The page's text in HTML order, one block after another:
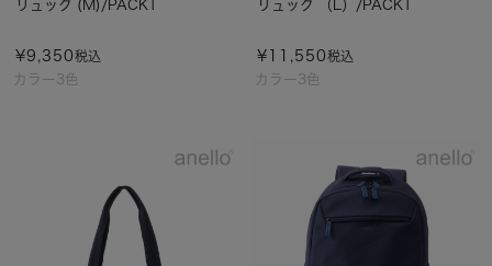
カラー3色
リュック (M)/PACKT
¥9,350税込
カラー3色
リュック （L）/PACKT
¥ 11,550税込